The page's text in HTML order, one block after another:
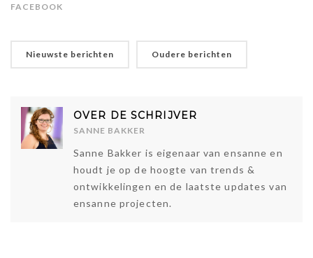
FACEBOOK
Nieuwste berichten Oudere berichten
OVER DE SCHRIJVER
SANNE BAKKER
Sanne Bakker is eigenaar van ensanne en
houdt je op de hoogte van trends &
ontwikkelingen en de laatste updates van
ensanne projecten.